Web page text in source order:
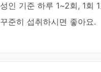
성인 기준 하루 1~2회, 1회
꾸준히 섭취하시면 좋아요.